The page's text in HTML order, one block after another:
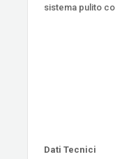
sistema pulito
Dati Tecnici